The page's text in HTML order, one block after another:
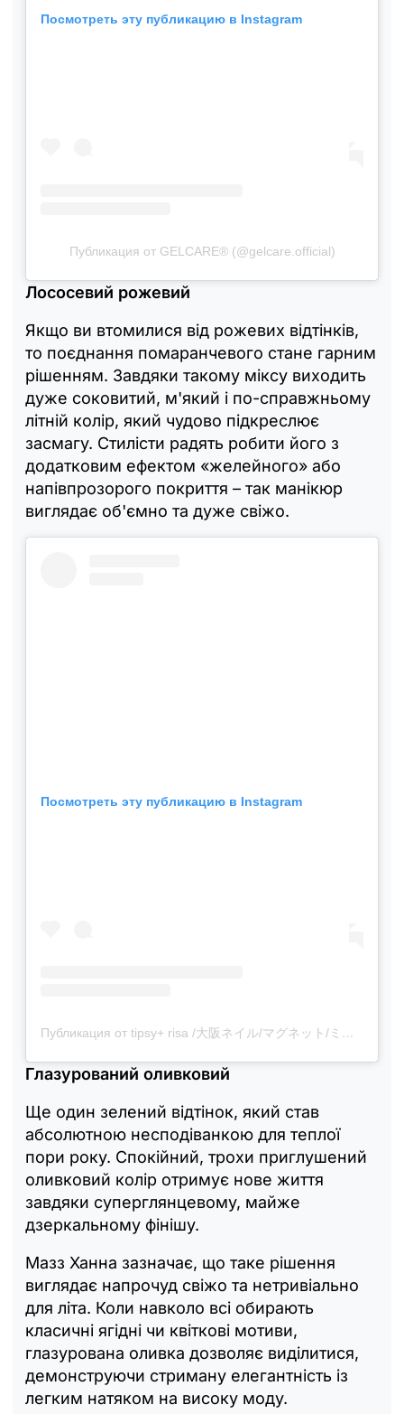
Посмотреть эту публикацию в Instagram
Публикация от GELCARE® (@gelcare.official)
Лососевий рожевий
Якщо ви втомилися від рожевих відтінків,
то поєднання помаранчевого стане гарним
рішенням. Завдяки такому міксу виходить
дуже соковитий, м'який і по-справжньому
літній колір, який чудово підкреслює
засмагу. Стилісти радять робити його з
додатковим ефектом «желейного» або
напівпрозорого покриття – так манікюр
виглядає об'ємно та дуже свіжо.
Посмотреть эту публикацию в Instagram
Публикация от tipsy+ risa /大阪ネイル/マグネット/ミラー (@risa.nail00)
Глазурований оливковий
Ще один зелений відтінок, який став
абсолютною несподіванкою для теплої
пори року. Спокійний, трохи приглушений
оливковий колір отримує нове життя
завдяки суперглянцевому, майже
дзеркальному фінішу.
Мазз Ханна зазначає, що таке рішення
виглядає напрочуд свіжо та нетривіально
для літа. Коли навколо всі обирають
класичні ягідні чи квіткові мотиви,
глазурована оливка дозволяє виділитися,
демонструючи стриману елегантність із
легким натяком на високу моду.